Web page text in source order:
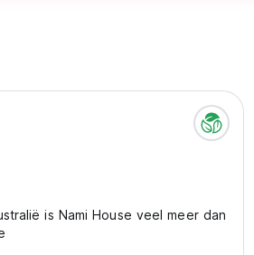
is Nami House veel meer dan